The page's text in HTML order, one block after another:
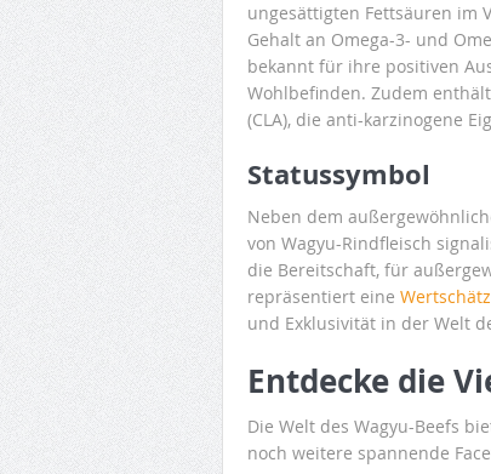
ungesättigten Fettsäuren im
Gehalt an Omega-3- und
bekannt für ihre positiven
Wohlbefinden. Zudem
(CLA), die anti-karzinogene
Statussymbol
Neben dem
von Wagyu-Rindfleisch
die Bereitschaft, für
repräsentiert eine
und Exklusivität in der Welt
Entdecke die
Die Welt des Wagyu-Beefs
noch weitere spannende